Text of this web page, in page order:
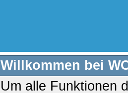
Willkommen bei
Um alle Funktionen